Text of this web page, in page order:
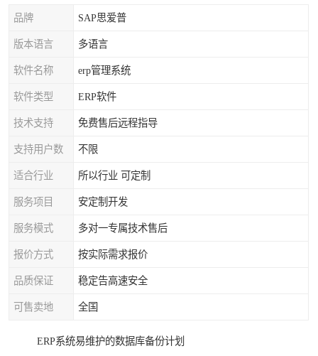
品牌 SAP思爱普
版本语言 多语言
软件名称 erp管理系统
软件类型 ERP软件
技术支持 免费售后远程指导
支持用户数 不限
适合行业 所以行业 可定制
服务项目 安定制开发
服务模式 多对一专属技术售后
报价方式 按实际需求报价
品质保证 稳定告高速安全
可售卖地 全国
ERP系统易维护的数据库备份计划